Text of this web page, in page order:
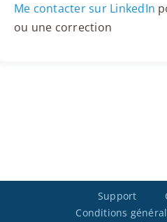
Me contacter sur LinkedIn
ou une correction
Support
Conditions